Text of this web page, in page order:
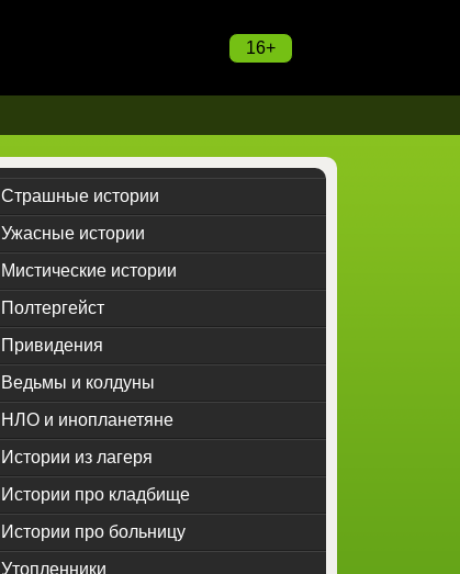
16+
Страшные истории
Ужасные истории
Мистические истории
Полтергейст
Привидения
Ведьмы и колдуны
НЛО и инопланетяне
Истории из лагеря
Истории про кладбище
Истории про больницу
Утопленники